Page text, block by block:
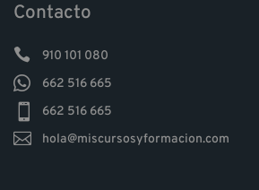
Contacto
 910 101 080
 662 516 665
 662 516 665
 hola@miscursosyformacion.com